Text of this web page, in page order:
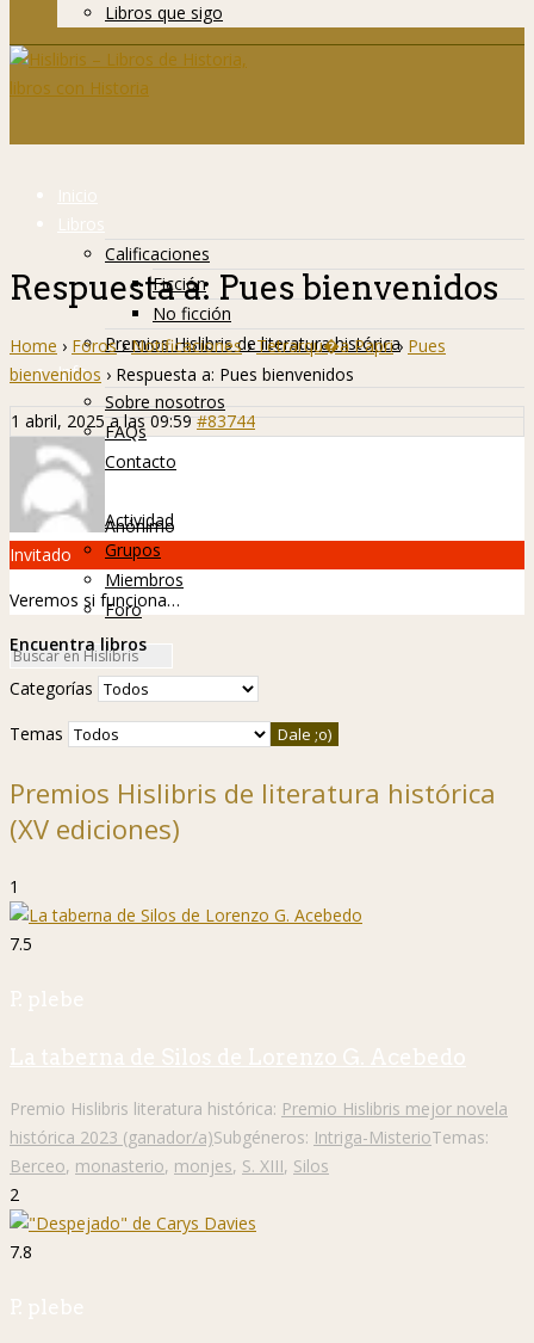
Libros que sigo
Inicio
Libros
Calificaciones
Ficción
No ficción
Premios Hislibris de literatura histórica
Info
Sobre nosotros
FAQs
Contacto
Hislibreños
Actividad
Grupos
Miembros
Foro
Respuesta a: Pues bienvenidos
Home › Foros › Notificaciones › Tetrarqu�a Papri › Pues
bienvenidos › Respuesta a: Pues bienvenidos
1 abril, 2025 a las 09:59 #83744
Anónimo
Invitado
Veremos si funciona…
Encuentra libros
Categorías
Temas
Premios Hislibris de literatura histórica
(XV ediciones)
1
7.5
P. plebe
La taberna de Silos de Lorenzo G. Acebedo
Premio Hislibris literatura histórica: Premio Hislibris mejor novela
histórica 2023 (ganador/a)Subgéneros: Intriga-MisterioTemas:
Berceo, monasterio, monjes, S. XIII, Silos
2
7.8
P. plebe